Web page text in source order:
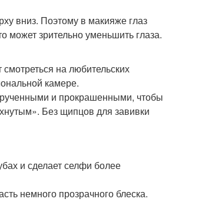
вниз. Поэтому в макияже глаз
может зрительно уменьшить глаза.
на любительских
камере.
и прокрашенными, чтобы
Без щипцов для завивки
и сделает селфи более
немного прозрачного блеска.